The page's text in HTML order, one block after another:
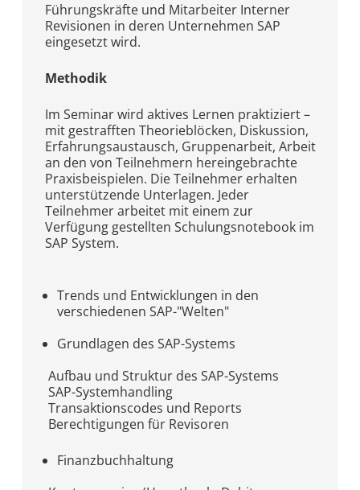
Führungskräfte und Mitarbeiter Interner
Revisionen in deren Unternehmen SAP
eingesetzt wird.
Methodik
Im Seminar wird aktives Lernen praktiziert –
mit gestrafften Theorieblöcken, Diskussion,
Erfahrungsaustausch, Gruppenarbeit, Arbeit
an den von Teilnehmern hereingebrachte
Praxisbeispielen. Die Teilnehmer erhalten
unterstützende Unterlagen. Jeder
Teilnehmer arbeitet mit einem zur
Verfügung gestellten Schulungsnotebook im
SAP System.
Trends und Entwicklungen in den
verschiedenen SAP-"Welten"
Grundlagen des SAP-Systems
Aufbau und Struktur des SAP-Systems
SAP-Systemhandling
Transaktionscodes und Reports
Berechtigungen für Revisoren
Finanzbuchhaltung